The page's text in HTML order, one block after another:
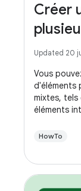
Créer
Updated 20
Vous
d'éléments
mixtes,
éléments
HowTo